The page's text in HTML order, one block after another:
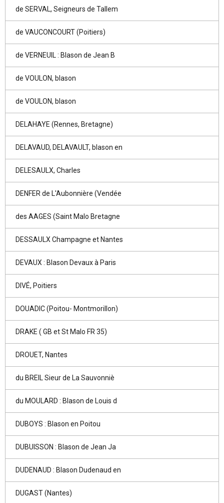
de SERVAL, Seigneurs de Tallem
de VAUCONCOURT (Poitiers)
de VERNEUIL : Blason de Jean B
de VOULON, blason
de VOULON, blason
DELAHAYE (Rennes, Bretagne)
DELAVAUD, DELAVAULT, blason en
DELESAULX, Charles
DENFER de L'Aubonnière (Vendée
des AAGES (Saint Malo Bretagne
DESSAULX Champagne et Nantes
DEVAUX : Blason Devaux à Paris
DIVÉ, Poitiers
DOUADIC (Poitou- Montmorillon)
DRAKE ( GB et St Malo FR 35)
DROUET, Nantes
du BREIL Sieur de La Sauvonniè
du MOULARD : Blason de Louis d
DUBOYS : Blason en Poitou
DUBUISSON : Blason de Jean Ja
DUDENAUD : Blason Dudenaud en
DUGAST (Nantes)